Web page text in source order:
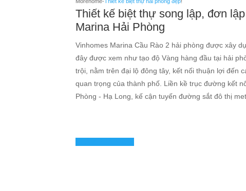
Thiết kế biệt thự song lập, đơn
Marina Hải Phòng
Vinhomes Marina Cầu Rào 2 hải phòng được xây
đây được xem như tạo độ Vàng hàng đầu tại hải
trội, nằm trên đại lộ đông tây, kết nối thuận lợi đến
quan trọng của thành phố. Liền kề trục đường kết
Phòng - Hạ Long, kế cận tuyến đường sắt đô thị